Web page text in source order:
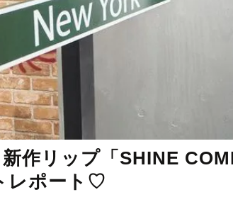
作リップ「SHINE
レポート♡